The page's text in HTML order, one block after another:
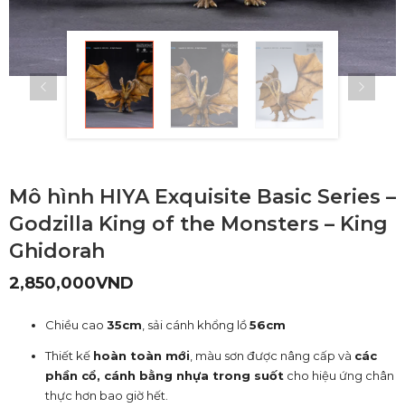
Mô hình HIYA Exquisite Basic Series –
Godzilla King of the Monsters – King
Ghidorah
2,850,000VND
Chiều cao 35cm , sải cánh khổng lồ56cm
Thiết kế hoàn toàn mới , màu sơn được nâng cấp và các
phần cổ, cánh bằng nhựa trong suốt cho hiệu ứng chân
thực hơn bao giờ hết.